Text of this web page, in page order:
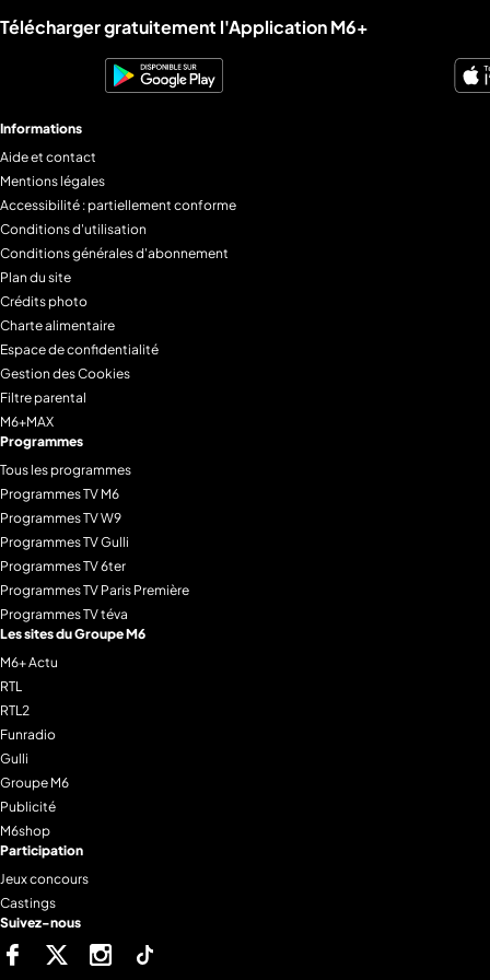
Liens utiles M6+.
Télécharger gratuitement l'Application M6+
Informations
Aide et contact
Mentions légales
Accessibilité : partiellement conforme
Conditions d'utilisation
Conditions générales d'abonnement
Plan du site
Crédits photo
Charte alimentaire
Espace de confidentialité
Gestion des Cookies
Filtre parental
M6+MAX
Programmes
Tous les programmes
Programmes TV M6
Programmes TV W9
Programmes TV Gulli
Programmes TV 6ter
Programmes TV Paris Première
Programmes TV téva
Les sites du Groupe M6
M6+ Actu
RTL
RTL2
Funradio
Gulli
Groupe M6
Publicité
M6shop
Participation
Jeux concours
Castings
Suivez-nous
FacebookTwitter Instagram